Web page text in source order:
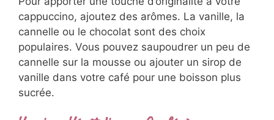
cappuccino, ajoutez des arômes. La vanille, la
cannelle ou le chocolat sont des choix
populaires. Vous pouvez saupoudrer un peu de
cannelle sur la mousse ou ajouter un sirop de
vanille dans votre café pour une boisson plus
sucrée.